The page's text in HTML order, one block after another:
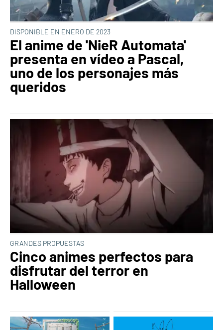
DISPONIBLE EN ENERO DE 2023
El anime de 'NieR Automata'
presenta en vídeo a Pascal,
uno de los personajes más
queridos
GRANDES PROPUESTAS
Cinco animes perfectos para
disfrutar del terror en
Halloween